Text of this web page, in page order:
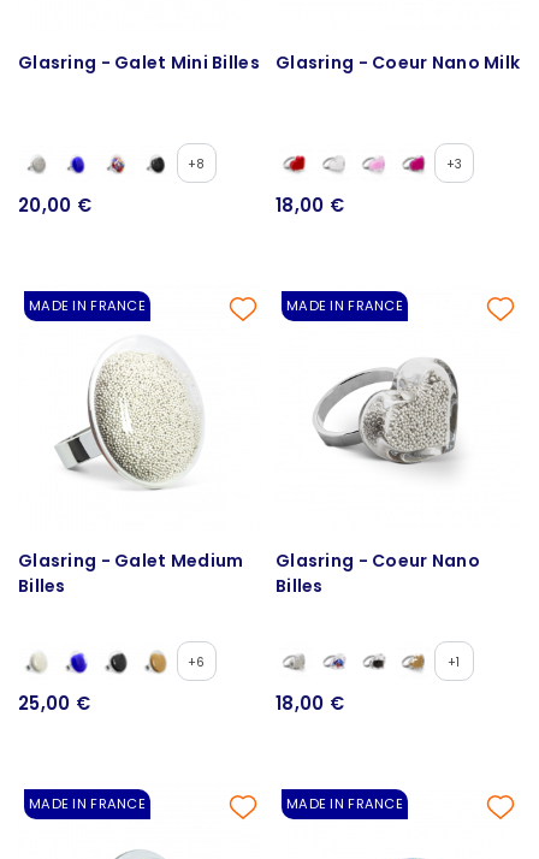
Glasring - Galet Mini Billes
+8
20,00 €
Glasring - Coeur Nano Milk
+3
18,00 €
MADE IN FRANCE
Glasring - Galet Medium
Billes
+6
25,00 €
MADE IN FRANCE
Glasring - Coeur Nano
Billes
+1
18,00 €
MADE IN FRANCE MADE IN FRANCE